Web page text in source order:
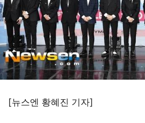
[뉴스엔 황혜진 기자]